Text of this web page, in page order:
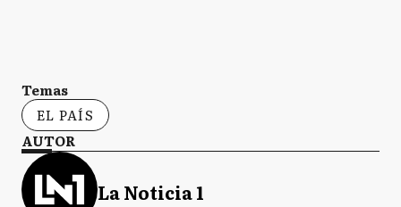
Temas
EL PAÍS
AUTOR
La Noticia 1